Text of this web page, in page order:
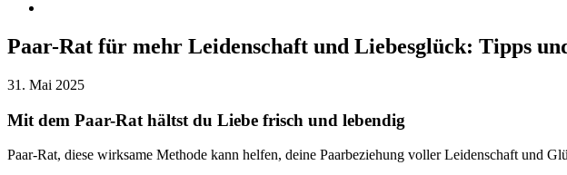
Paar-Rat für mehr Leidenschaft und Liebesglück: Tipps
31. Mai 2025
Mit dem Paar-Rat hältst du Liebe frisch und lebendig
Paar-Rat, diese wirksame Methode kann helfen, deine Paarbeziehung voller Leidenschaft und